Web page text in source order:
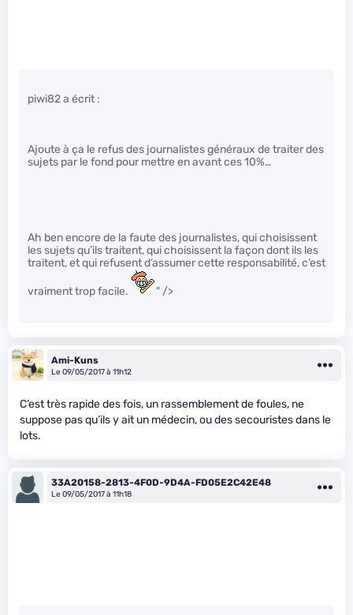
piwi82 a écrit :
Ajoute à ça le refus des journalistes généraux de traiter des
sujets par le fond pour mettre en avant ces 10%…
Ah ben encore de la faute des journalistes, qui choisissent
les sujets qu’ils traitent, qui choisissent la façon dont ils les
traitent, et qui refusent d’assumer cette responsabilité, c’est
vraiment trop facile. " />
Ami-Kuns
Le 09/05/2017 à 11h12
C’est très rapide des fois, un rassemblement de foules, ne
suppose pas qu’ils y ait un médecin, ou des secouristes dans le
lots.
33A20158-2813-4F0D-9D4A-FD05E2C42E48
Le 09/05/2017 à 11h18